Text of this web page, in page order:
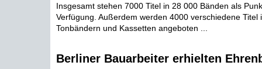
Insgesamt stehen 7000 Titel in 28 000 Bänden als
Verfügung. Außerdem werden 4000 verschiedene Titel
Tonbändern und Kassetten angeboten ...
Berliner Bauarbeiter erhielten